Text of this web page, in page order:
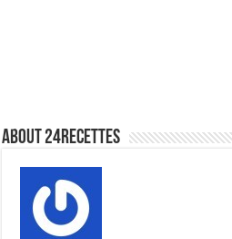
About 24recettes